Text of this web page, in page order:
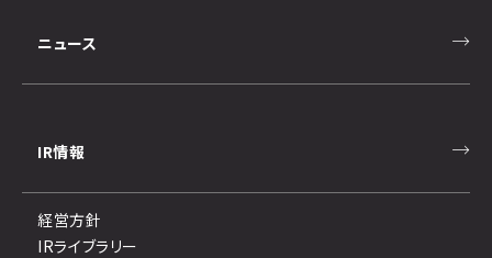
ニュース
IR情報
経営方針
IRライブラリー